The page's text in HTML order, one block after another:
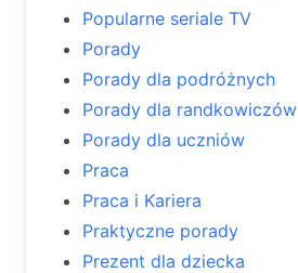
Popularne seriale TV
Porady
Porady dla podróżnych
Porady dla randkowiczów
Porady dla uczniów
Praca
Praca i Kariera
Praktyczne porady
Prezent dla dziecka